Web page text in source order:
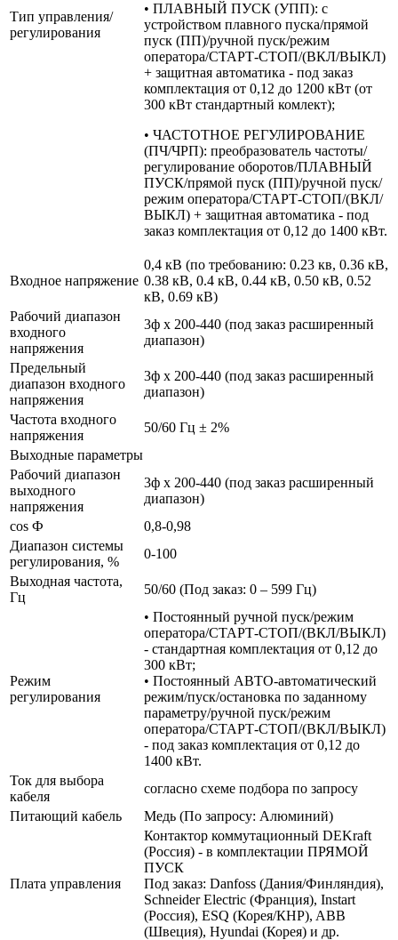
Тип управления/
регулирования
• ПЛАВНЫЙ ПУСК (УПП): с
устройством плавного пуска/прямой
пуск (ПП)/ручной пуск/режим
оператора/СТАРТ-СТОП/(ВКЛ/ВЫКЛ)
+ защитная автоматика - под заказ
комплектация от 0,12 до 1200 кВт (от
300 кВт стандартный комлект);
• ЧАСТОТНОЕ РЕГУЛИРОВАНИЕ
(ПЧ/ЧРП): преобразователь частоты/
регулирование оборотов/ПЛАВНЫЙ
ПУСК/прямой пуск (ПП)/ручной пуск/
режим оператора/СТАРТ-СТОП/(ВКЛ/
ВЫКЛ) + защитная автоматика - под
заказ комплектация от 0,12 до 1400 кВт.
Входное напряжение
0,4 кВ (по требованию: 0.23 кв, 0.36 кВ,
0.38 кВ, 0.4 кВ, 0.44 кВ, 0.50 кВ, 0.52
кВ, 0.69 кВ)
Рабочий диапазон
входного
напряжения
3ф х 200-440 (под заказ расширенный
диапазон)
Предельный
диапазон входного
напряжения
3ф х 200-440 (под заказ расширенный
диапазон)
Частота входного
напряжения
50/60 Гц ± 2%
Выходные параметры
Рабочий диапазон
выходного
напряжения
3ф х 200-440 (под заказ расширенный
диапазон)
cos Ф
0,8-0,98
Диапазон системы
регулирования, %
0-100
Выходная частота,
Гц
50/60 (Под заказ: 0 – 599 Гц)
Режим
регулирования
• Постоянный ручной пуск/режим
оператора/СТАРТ-СТОП/(ВКЛ/ВЫКЛ)
- стандартная комплектация от 0,12 до
300 кВт;
• Постоянный АВТО-автоматический
режим/пуск/остановка по заданному
параметру/ручной пуск/режим
оператора/СТАРТ-СТОП/(ВКЛ/ВЫКЛ)
- под заказ комплектация от 0,12 до
1400 кВт.
Ток для выбора
кабеля
согласно схеме подбора по запросу
Питающий кабель
Медь (По запросу: Алюминий)
Плата управления
Контактор коммутационный DEKraft
(Россия) - в комплектации ПРЯМОЙ
ПУСК
Под заказ: Danfoss (Дания/Финляндия),
Schneider Electric (Франция), Instart
(Россия), ESQ (Корея/КНР), ABB
(Швеция), Hyundai (Корея) и др.